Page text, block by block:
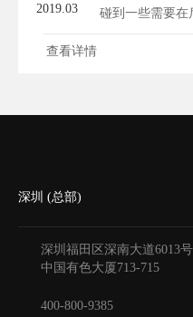
2019.03
碰到一些需要在
查看详情
深圳 (总部)
深圳福田区深南大道6013号
中国有色大厦713-715
400-800-9385